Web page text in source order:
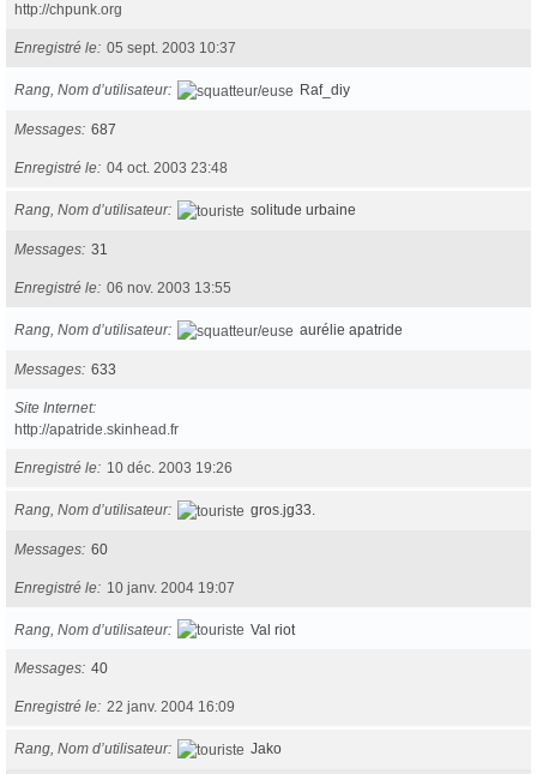
http://chpunk.org
Enregistré le 05 sept. 2003 10:37
Rang, Nom d’utilisateur Raf_diy
Messages 687
Enregistré le 04 oct. 2003 23:48
Rang, Nom d’utilisateur solitude urbaine
Messages 31
Enregistré le 06 nov. 2003 13:55
Rang, Nom d’utilisateur aurélie apatride
Messages 633
Site Internet
http://apatride.skinhead.fr
Enregistré le 10 déc. 2003 19:26
Rang, Nom d’utilisateur gros.jg33.
Messages 60
Enregistré le 10 janv. 2004 19:07
Rang, Nom d’utilisateur Val riot
Messages 40
Enregistré le 22 janv. 2004 16:09
Rang, Nom d’utilisateur Jako